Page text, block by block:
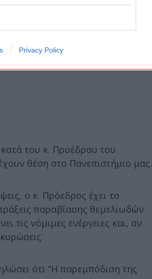
Privacy Policy
κατά του κ. Προέδρου του
θέση στο Πανεπιστήμιο μας.
ο κ. Πρόεδρος έχει το
παραβίασης θεμελιωδών
τις νόμιμες ενέργειες και, αν
ότι “Η παρεμπόδιση της